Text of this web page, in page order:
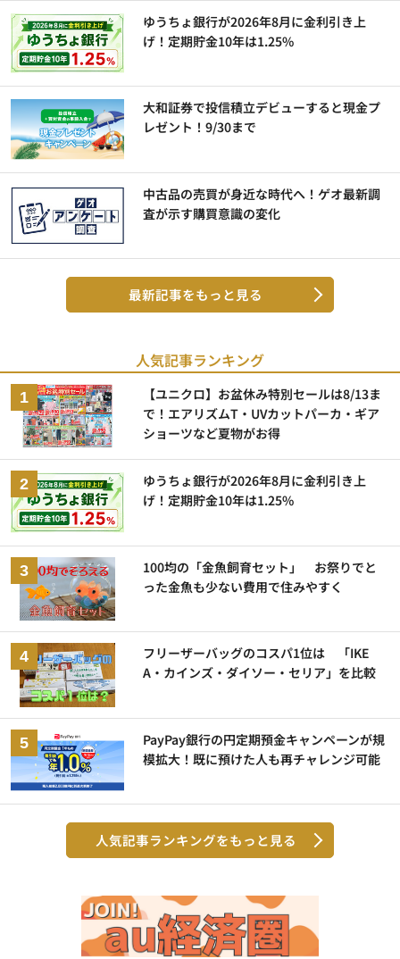
ゆうちょ銀行が2026年8月に金利引き上
げ！定期貯金10年は1.25%
大和証券で投信積立デビューすると現金プ
レゼント！9/30まで
中古品の売買が身近な時代へ！ゲオ最新調
査が示す購買意識の変化
最新記事をもっと見る
人気記事ランキング
【ユニクロ】お盆休み特別セールは8/13ま
で！エアリズムT・UVカットパーカ・ギア
ショーツなど夏物がお得
ゆうちょ銀行が2026年8月に金利引き上
げ！定期貯金10年は1.25%
100均の「金魚飼育セット」 お祭りでと
った金魚も少ない費用で住みやすく
フリーザーバッグのコスパ1位は 「IKE
A・カインズ・ダイソー・セリア」を比較
PayPay銀行の円定期預金キャンペーンが規
模拡大！既に預けた人も再チャレンジ可能
人気記事ランキングをもっと見る